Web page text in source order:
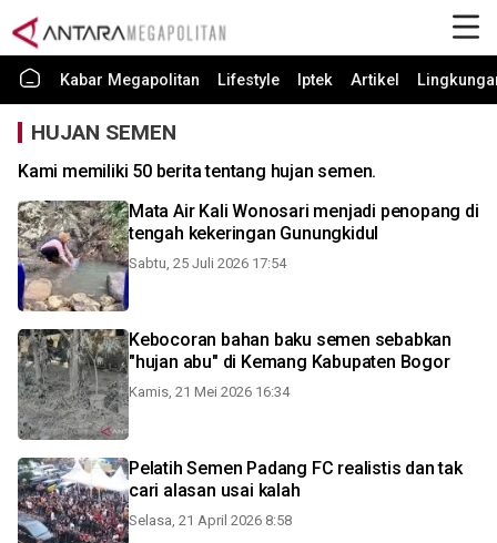
Kabar Megapolitan Lifestyle Iptek Artikel
HUJAN SEMEN
Kami memiliki 50 berita tentang hujan semen.
Mata Air Kali Wonosari menjadi penopang di
tengah kekeringan Gunungkidul
Sabtu, 25 Juli 2026 17:54
Kebocoran bahan baku semen sebabkan
"hujan abu" di Kemang Kabupaten Bogor
Kamis, 21 Mei 2026 16:34
Pelatih Semen Padang FC realistis dan tak
cari alasan usai kalah
Selasa, 21 April 2026 8:58